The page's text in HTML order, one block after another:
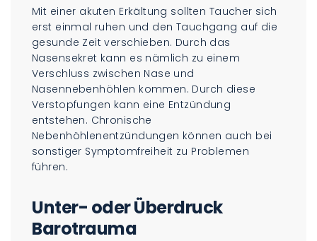
Mit einer akuten Erkältung sollten Taucher sich
erst einmal ruhen und den Tauchgang auf die
gesunde Zeit verschieben. Durch das
Nasensekret kann es nämlich zu einem
Verschluss zwischen Nase und
Nasennebenhöhlen kommen. Durch diese
Verstopfungen kann eine Entzündung
entstehen. Chronische
Nebenhöhlenentzündungen können auch bei
sonstiger Symptomfreiheit zu Problemen
führen.
Unter- oder Überdruck
Barotrauma